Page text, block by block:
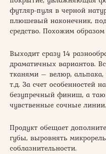
футляр-пуля в черной
плюшевый наконечник,
средство. Похожим
Выходит сразу 14
драматичных вариантов.
тканями – велюр, альпака,
т.д. За счет особенностей
безупречный финиш, а
чувственные сочные линии.
Продукт обещает
губы, выровнять
соблазнительности.